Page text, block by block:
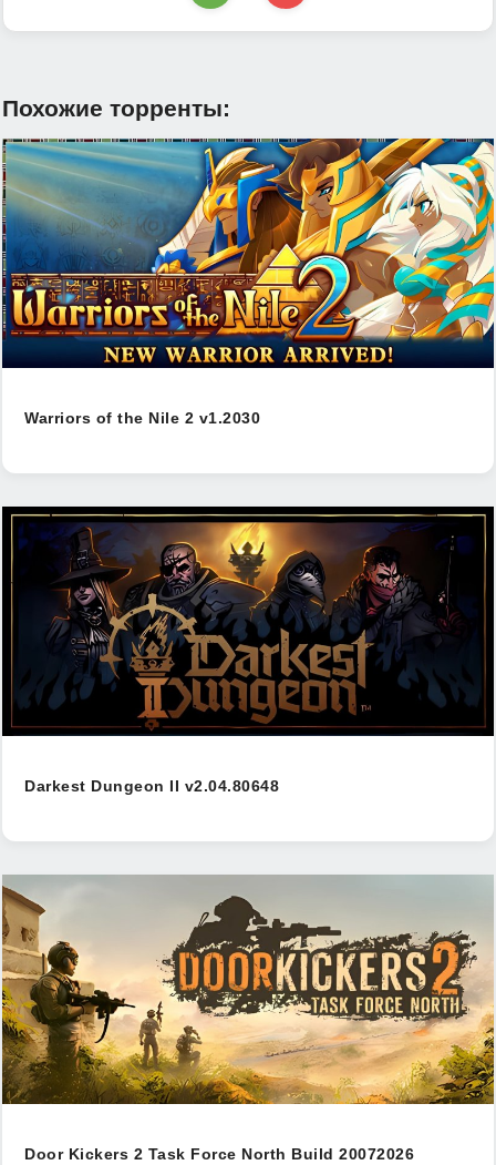
Похожие торренты:
Warriors of the Nile 2 v1.2030
Darkest Dungeon II v2.04.80648
Door Kickers 2 Task Force North Build 20072026